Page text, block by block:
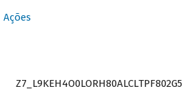
Ações
Z7_L9KEH4O0LORH80ALCLTPF802G5